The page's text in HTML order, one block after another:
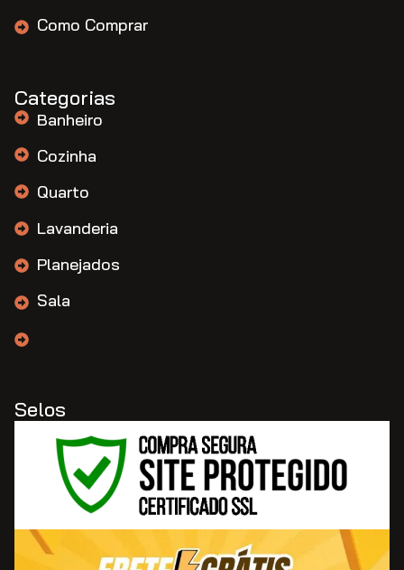
Como Comprar
Categorias
Banheiro
Cozinha
Quarto
Lavanderia
Planejados
Sala
Selos